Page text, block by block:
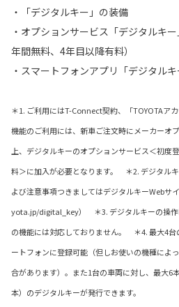
・「デジタルキー」の装備
・オプションサービス「デジタルキ
年間無料、4年目以降有料）
・スマートフォンアプリ「デジタル
＊1. ご利用にはT-Connect契約、「TOYOTAア
機能のご利用には、新車ご注文時にメーカーオ
上、デジタルキーのオプションサービス＜初度
料＞に加入が必要となります。 ＊2. デジタル
よび注意事項つきましてはデジタルキーWeb
yota.jp/digital_key） ＊3. デジタルキーの操作
の機能には対応しておりません。 ＊4. 最大4台
ートフォンに登録可能（但しお使いの機種によ
合があります）。また1台の車両に対し、最大6
本）のデジタルキーが発行できます。